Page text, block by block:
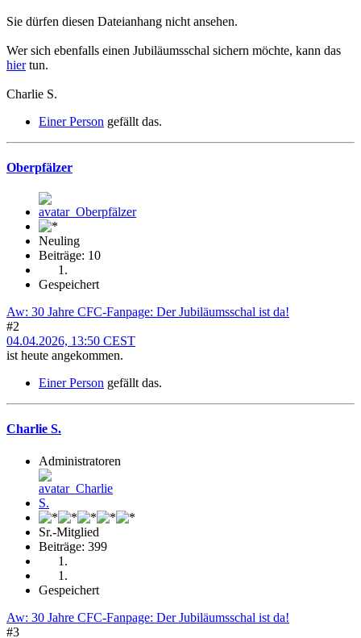
Sie dürfen diesen Dateianhang nicht ansehen.
Wer sich ebenfalls einen Jubiläumsschal sichern möchte, kann das
hiertun.
Charlie S.
Einer Person gefällt das.
Oberpfälzer
Neuling
Beiträge: 10
Gespeichert
Aw: 30 Jahre CFC-Fanpage: Der Jubiläumsschal ist da!
#2
04.04.2026, 13:50 CEST
ist heute angekommen.
Einer Person gefällt das.
Charlie S.
Administratoren
Sr.-Mitglied
Beiträge: 399
Gespeichert
Aw: 30 Jahre CFC-Fanpage: Der Jubiläumsschal ist da!
#3